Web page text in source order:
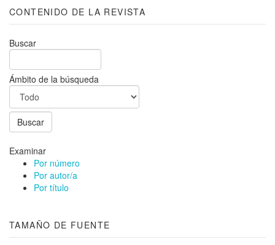
CONTENIDO DE LA REVISTA
Buscar
Ámbito de la búsqueda
Examinar
Por número
Por autor/a
Por título
TAMAÑO DE FUENTE